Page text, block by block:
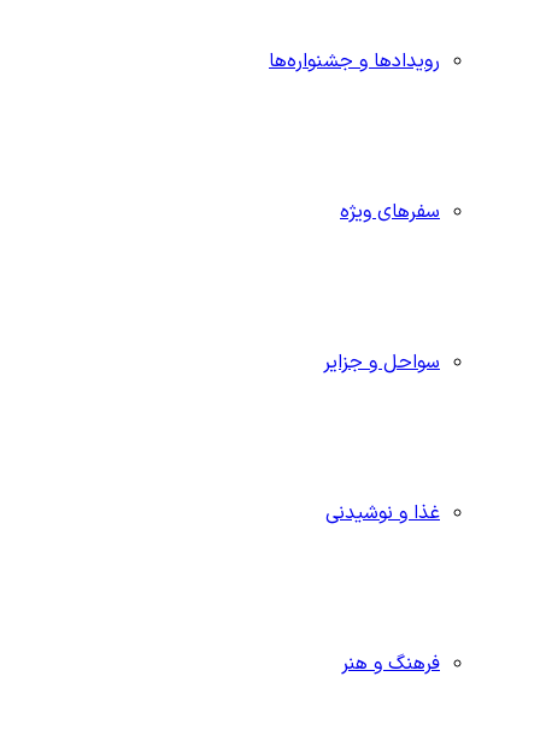
رویدادها و جشنواره‌ها
سفرهای ویژه
سواحل و جزایر
غذا و نوشیدنی
فرهنگ و هنر